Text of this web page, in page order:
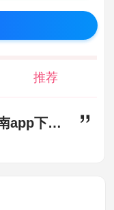
推荐
江苏新高考志愿填报指南app下载,高考app,报考app,江苏新高考